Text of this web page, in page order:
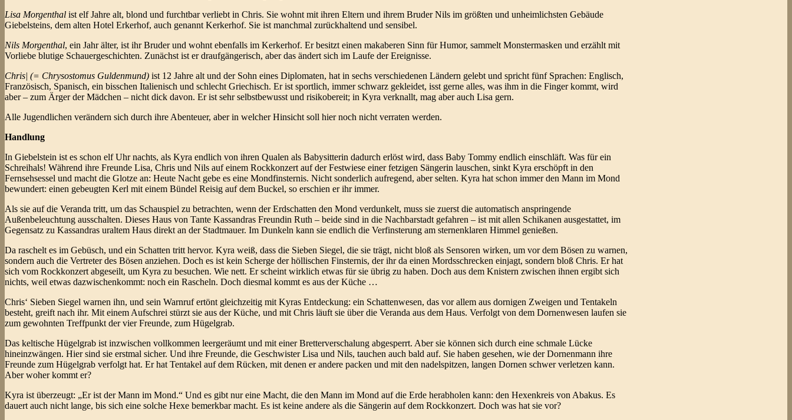
Lisa Morgenthal ist elf Jahre alt, blond und furchtbar verliebt in Chris. Sie wohnt mit ihren Eltern und ihrem Bruder Nils im größten und unheimlichsten Gebäude
Giebelsteins, dem alten Hotel Erkerhof, auch genannt Kerkerhof. Sie ist manchmal zurückhaltend und sensibel.
Nils Morgenthal, ein Jahr älter, ist ihr Bruder und wohnt ebenfalls im Kerkerhof. Er besitzt einen makaberen Sinn für Humor, sammelt Monstermasken und erzählt mit
Vorliebe blutige Schauergeschichten. Zunächst ist er draufgängerisch, aber das ändert sich im Laufe der Ereignisse.
Chris| (= Chrysostomus Guldenmund) ist 12 Jahre alt und der Sohn eines Diplomaten, hat in sechs verschiedenen Ländern gelebt und spricht fünf Sprachen: Englisch,
Französisch, Spanisch, ein bisschen Italienisch und schlecht Griechisch. Er ist sportlich, immer schwarz gekleidet, isst gerne alles, was ihm in die Finger kommt, wird
aber – zum Ärger der Mädchen – nicht dick davon. Er ist sehr selbstbewusst und risikobereit; in Kyra verknallt, mag aber auch Lisa gern.
Alle Jugendlichen verändern sich durch ihre Abenteuer, aber in welcher Hinsicht soll hier noch nicht verraten werden.
Handlung
In Giebelstein ist es schon elf Uhr nachts, als Kyra endlich von ihren Qualen als Babysitterin dadurch erlöst wird, dass Baby Tommy endlich einschläft. Was für ein
Schreihals! Während ihre Freunde Lisa, Chris und Nils auf einem Rockkonzert auf der Festwiese einer fetzigen Sängerin lauschen, sinkt Kyra erschöpft in den
Fernsehsessel und macht die Glotze an: Heute Nacht gebe es eine Mondfinsternis. Nicht sonderlich aufregend, aber selten. Kyra hat schon immer den Mann im Mond
bewundert: einen gebeugten Kerl mit einem Bündel Reisig auf dem Buckel, so erschien er ihr immer.
Als sie auf die Veranda tritt, um das Schauspiel zu betrachten, wenn der Erdschatten den Mond verdunkelt, muss sie zuerst die automatisch anspringende
Außenbeleuchtung ausschalten. Dieses Haus von Tante Kassandras Freundin Ruth – beide sind in die Nachbarstadt gefahren – ist mit allen Schikanen ausgestattet, im
Gegensatz zu Kassandras uraltem Haus direkt an der Stadtmauer. Im Dunkeln kann sie endlich die Verfinsterung am sternenklaren Himmel genießen.
Da raschelt es im Gebüsch, und ein Schatten tritt hervor. Kyra weiß, dass die Sieben Siegel, die sie trägt, nicht bloß als Sensoren wirken, um vor dem Bösen zu warnen,
sondern auch die Vertreter des Bösen anziehen. Doch es ist kein Scherge der höllischen Finsternis, der ihr da einen Mordsschrecken einjagt, sondern bloß Chris. Er hat
sich vom Rockkonzert abgeseilt, um Kyra zu besuchen. Wie nett. Er scheint wirklich etwas für sie übrig zu haben. Doch aus dem Knistern zwischen ihnen ergibt sich
nichts, weil etwas dazwischenkommt: noch ein Rascheln. Doch diesmal kommt es aus der Küche …
Chris‘ Sieben Siegel warnen ihn, und sein Warnruf ertönt gleichzeitig mit Kyras Entdeckung: ein Schattenwesen, das vor allem aus dornigen Zweigen und Tentakeln
besteht, greift nach ihr. Mit einem Aufschrei stürzt sie aus der Küche, und mit Chris läuft sie über die Veranda aus dem Haus. Verfolgt von dem Dornenwesen laufen sie
zum gewohnten Treffpunkt der vier Freunde, zum Hügelgrab.
Das keltische Hügelgrab ist inzwischen vollkommen leergeräumt und mit einer Bretterverschalung abgesperrt. Aber sie können sich durch eine schmale Lücke
hineinzwängen. Hier sind sie erstmal sicher. Und ihre Freunde, die Geschwister Lisa und Nils, tauchen auch bald auf. Sie haben gesehen, wie der Dornenmann ihre
Freunde zum Hügelgrab verfolgt hat. Er hat Tentakel auf dem Rücken, mit denen er andere packen und mit den nadelspitzen, langen Dornen schwer verletzen kann.
Aber woher kommt er?
Kyra ist überzeugt: „Er ist der Mann im Mond.“ Und es gibt nur eine Macht, die den Mann im Mond auf die Erde herabholen kann: den Hexenkreis von Abakus. Es
dauert auch nicht lange, bis sich eine solche Hexe bemerkbar macht. Es ist keine andere als die Sängerin auf dem Rockkonzert. Doch was hat sie vor?